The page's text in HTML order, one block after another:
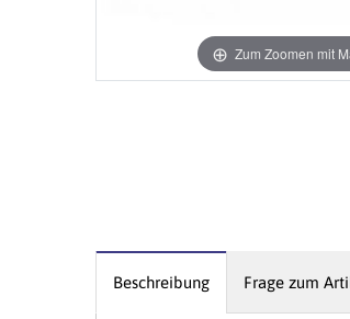
Zum Zoomen mit
Beschreibung Frage zum